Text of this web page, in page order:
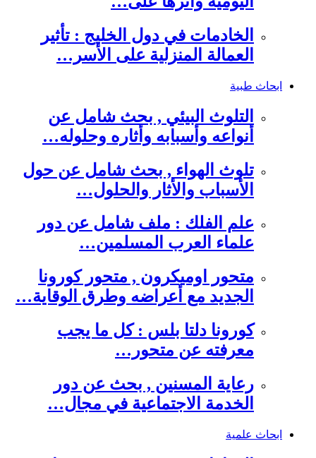
الخادمات في دول الخليج : تأثير
العمالة المنزلية على الأسر…
ابحاث طبية
التلوث البيئي , بحث شامل عن
أنواعه وأسبابه وأثاره وحلوله…
تلوث الهواء , بحث شامل عن حول
الأسباب والأثار والحلول…
علم الفلك : ملف شامل عن دور
علماء العرب المسلمين…
متحور اوميكرون , متحور كورونا
الجديد مع أعراضه وطرق الوقاية…
كورونا دلتا بلس : كل ما يجب
معرفته عن متحور…
رعاية المسنين , بحث عن دور
الخدمة الاجتماعية في مجال…
ابحاث علمية